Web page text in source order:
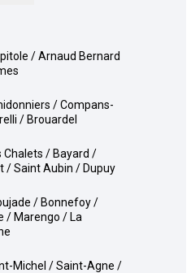
/ Brouardel
/ Saint Aubin / Dupuy
/ Marengo / La